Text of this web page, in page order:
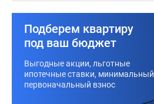
Подберем квартиру
под ваш бюджет
Выгодные акции, льготные
ипотечные ставки, минимальный
первоначальный взнос